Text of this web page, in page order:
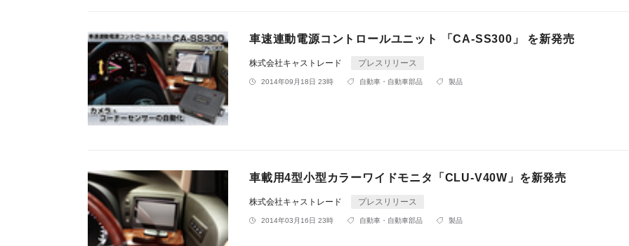
車速連動電源コントロールユニット 「CA-SS300」 を新発売
株式会社キャストレード プレスリリース
2014年09月18日 23時 自動車・自動車部品 製品
車載用4型小型カラーワイドモニタ「CLU-V40W」を新発売
株式会社キャストレード プレスリリース
2014年03月16日 23時 自動車・自動車部品 製品